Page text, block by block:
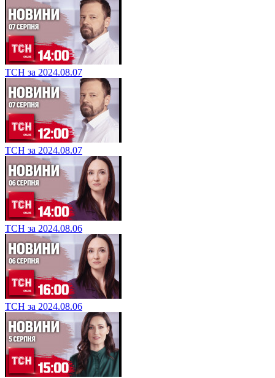
ТСН за 2024.08.07
ТСН за 2024.08.07
ТСН за 2024.08.06
ТСН за 2024.08.06